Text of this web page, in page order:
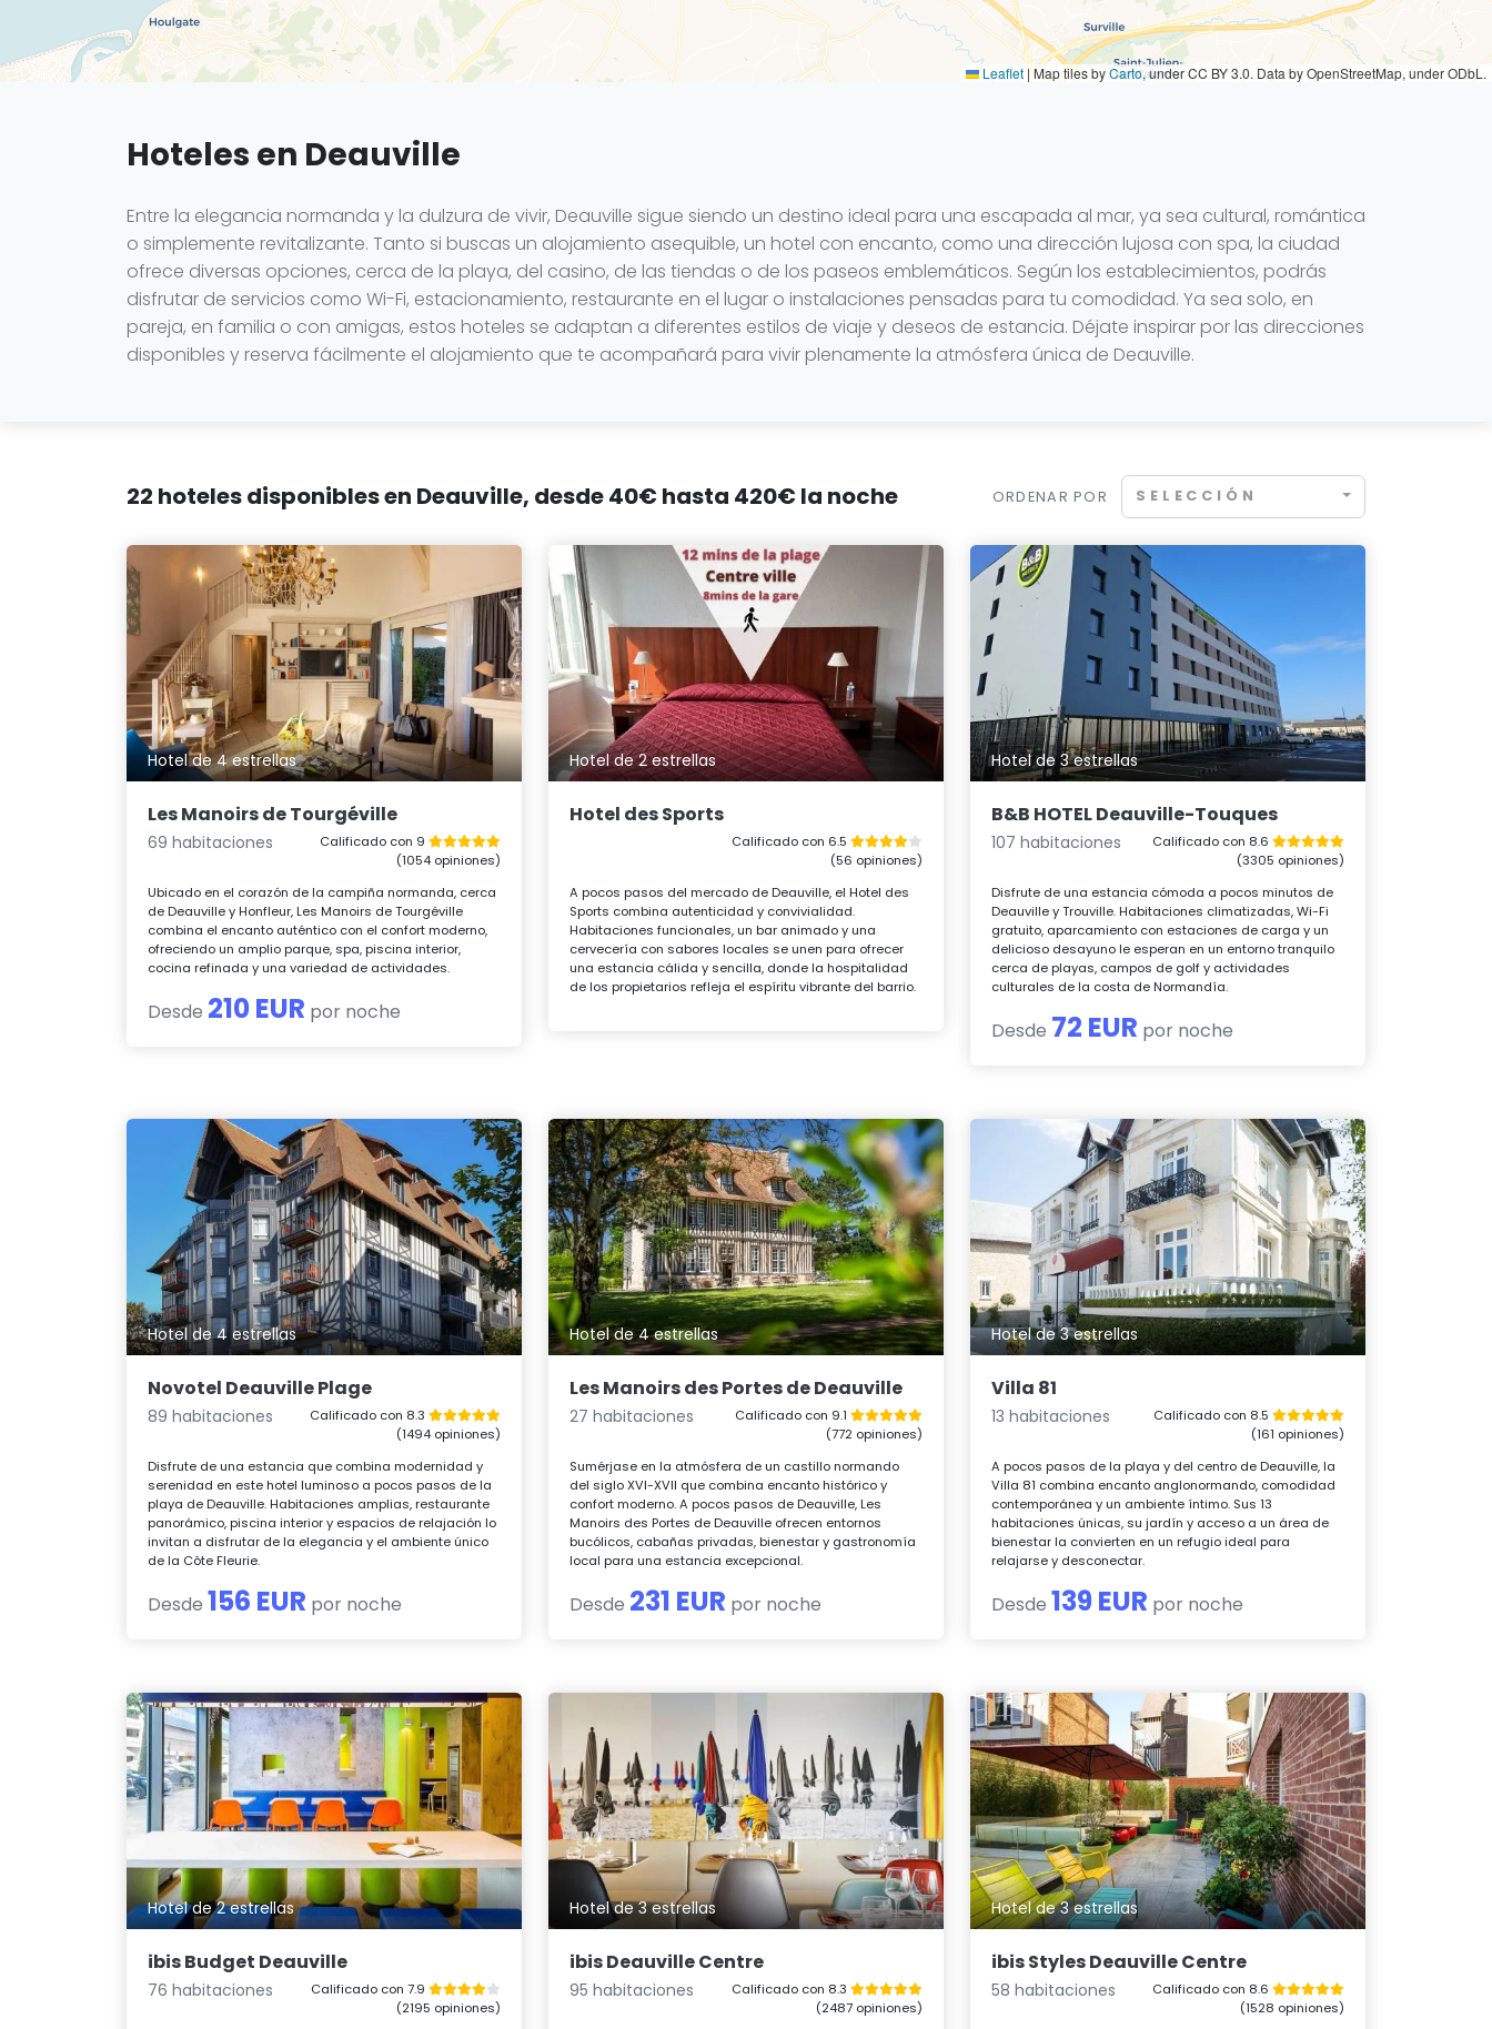
Leaflet | Map tiles byCarto, under CC BY 3.0. Data by OpenStreetMap, under ODbL.
Hoteles en Deauville
Entre la elegancia normanda y la dulzura de vivir, Deauville sigue siendo un destino ideal para una escapada al mar, ya sea cultural, romántica
o simplemente revitalizante. Tanto si buscas un alojamiento asequible, un hotel con encanto, como una dirección lujosa con spa, la ciudad
ofrece diversas opciones, cerca de la playa, del casino, de las tiendas o de los paseos emblemáticos. Según los establecimientos, podrás
disfrutar de servicios como Wi-Fi, estacionamiento, restaurante en el lugar o instalaciones pensadas para tu comodidad. Ya sea solo, en
pareja, en familia o con amigas, estos hoteles se adaptan a diferentes estilos de viaje y deseos de estancia. Déjate inspirar por las direcciones
disponibles y reserva fácilmente el alojamiento que te acompañará para vivir plenamente la atmósfera única de Deauville.
22 hoteles disponibles en Deauville, desde 40€ hasta 420€ la noche ORDENAR POR SELECCIÓN
Hotel de 4 estrellas
Les Manoirs de Tourgéville
69 habitaciones
Calificado con 9
(1054 opiniones)
Ubicado en el corazón de la campiña normanda, cerca
de Deauville y Honfleur, Les Manoirs de Tourgéville
combina el encanto auténtico con el confort moderno,
ofreciendo un amplio parque, spa, piscina interior,
cocina refinada y una variedad de actividades.
Desde 210 EUR por noche
Hotel de 2 estrellas
Hotel des Sports
Calificado con 6.5
(56 opiniones)
A pocos pasos del mercado de Deauville, el Hotel des
Sports combina autenticidad y convivialidad.
Habitaciones funcionales, un bar animado y una
cervecería con sabores locales se unen para ofrecer
una estancia cálida y sencilla, donde la hospitalidad
de los propietarios refleja el espíritu vibrante del barrio.
Hotel de 3 estrellas
B&B HOTEL Deauville-Touques
107 habitaciones
Calificado con 8.6
(3305 opiniones)
Disfrute de una estancia cómoda a pocos minutos de
Deauville y Trouville. Habitaciones climatizadas, Wi-Fi
gratuito, aparcamiento con estaciones de carga y un
delicioso desayuno le esperan en un entorno tranquilo
cerca de playas, campos de golf y actividades
culturales de la costa de Normandía.
Desde 72 EUR por noche
Hotel de 4 estrellas
Novotel Deauville Plage
89 habitaciones
Calificado con 8.3
(1494 opiniones)
Disfrute de una estancia que combina modernidad y
serenidad en este hotel luminoso a pocos pasos de la
playa de Deauville. Habitaciones amplias, restaurante
panorámico, piscina interior y espacios de relajación lo
invitan a disfrutar de la elegancia y el ambiente único
de la Côte Fleurie.
Desde156 EUR por noche
Hotel de 4 estrellas
Les Manoirs des Portes de Deauville
27 habitaciones
Calificado con 9.1
(772 opiniones)
Sumérjase en la atmósfera de un castillo normando
del siglo XVI-XVII que combina encanto histórico y
confort moderno. A pocos pasos de Deauville, Les
Manoirs des Portes de Deauville ofrecen entornos
bucólicos, cabañas privadas, bienestar y gastronomía
local para una estancia excepcional.
Desde 231 EUR por noche
Hotel de 3 estrellas
Villa 81
13 habitaciones
Calificado con 8.5
(161 opiniones)
A pocos pasos de la playa y del centro de Deauville, la
Villa 81 combina encanto anglonormando, comodidad
contemporánea y un ambiente íntimo. Sus 13
habitaciones únicas, su jardín y acceso a un área de
bienestar la convierten en un refugio ideal para
relajarse y desconectar.
Desde139 EUR por noche
Hotel de 2 estrellas
ibis Budget Deauville
76 habitaciones
Calificado con 7.9
(2195 opiniones)
Hotel de 3 estrellas
ibis Deauville Centre
95 habitaciones
Calificado con 8.3
(2487 opiniones)
Hotel de 3 estrellas
ibis Styles Deauville Centre
58 habitaciones
Calificado con 8.6
(1528 opiniones)